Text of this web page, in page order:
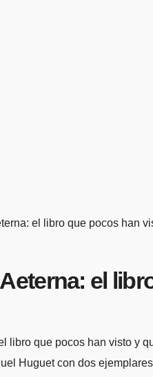
el libro que pocos han
el
Huguet con dos